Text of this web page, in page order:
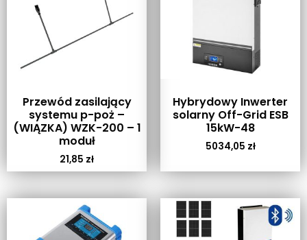
Przewód zasilający
systemu p-poż –
(WIĄZKA) WZK-200 – 1
moduł
21,85 zł
Hybrydowy Inwerter
solarny Off-Grid ESB
15kW-48
5034,05 zł